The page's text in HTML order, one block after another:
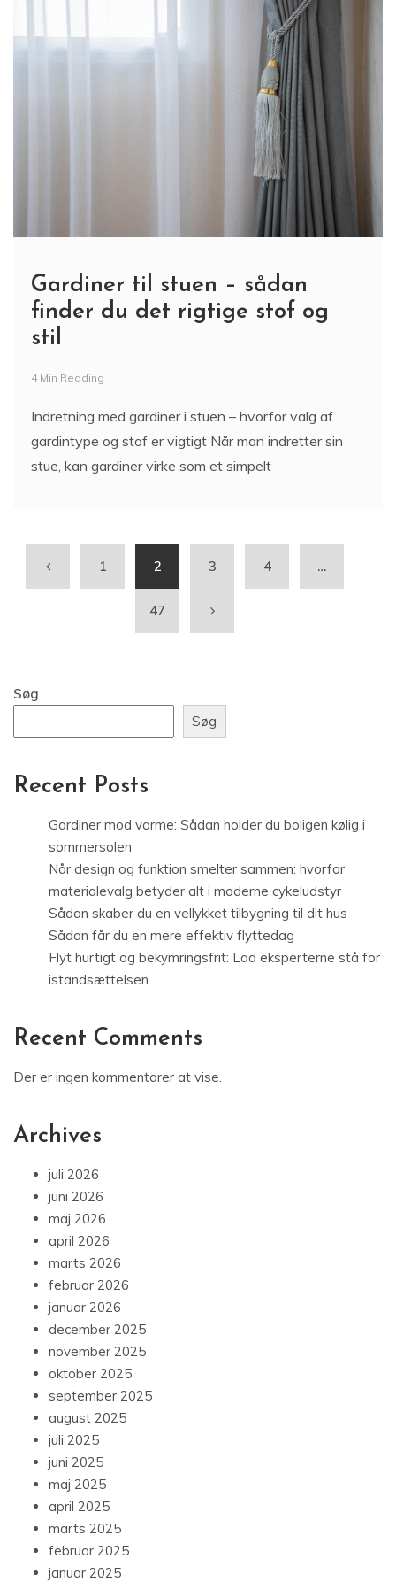
Gardiner til stuen – sådan
finder du det rigtige stof og
stil
4 Min Reading
Indretning med gardiner i stuen – hvorfor valg af
gardintype og stof er vigtigt Når man indretter sin
stue, kan gardiner virke som et simpelt
1 2 3 4 …
47
Søg
Søg
Recent Posts
Gardiner mod varme: Sådan holder du boligen kølig i
sommersolen
Når design og funktion smelter sammen: hvorfor
materialevalg betyder alt i moderne cykeludstyr
Sådan skaber du en vellykket tilbygning til dit hus
Sådan får du en mere effektiv flyttedag
Flyt hurtigt og bekymringsfrit: Lad eksperterne stå for
istandsættelsen
Recent Comments
Der er ingen kommentarer at vise.
Archives
juli 2026
juni 2026
maj 2026
april 2026
marts 2026
februar 2026
januar 2026
december 2025
november 2025
oktober 2025
september 2025
august 2025
juli 2025
juni 2025
maj 2025
april 2025
marts 2025
februar 2025
januar 2025